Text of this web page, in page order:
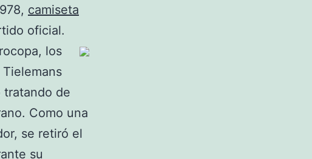
camiseta
oficial.
los
tratando de
Como una
se retiró el
su